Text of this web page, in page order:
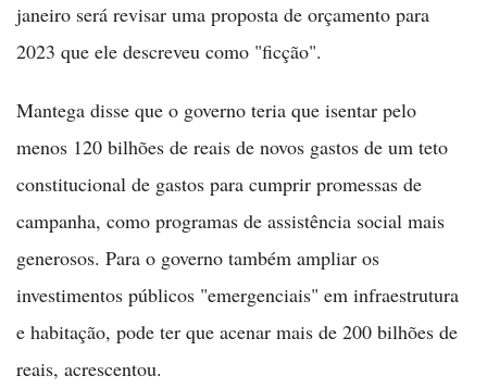
janeiro será revisar uma proposta de orçamento para
2023 que ele descreveu como "ficção".
Mantega disse que o governo teria que isentar pelo
menos 120 bilhões de reais de novos gastos de um teto
constitucional de gastos para cumprir promessas de
campanha, como programas de assistência social mais
generosos. Para o governo também ampliar os
investimentos públicos "emergenciais" em infraestrutura
e habitação, pode ter que acenar mais de 200 bilhões de
reais, acrescentou.